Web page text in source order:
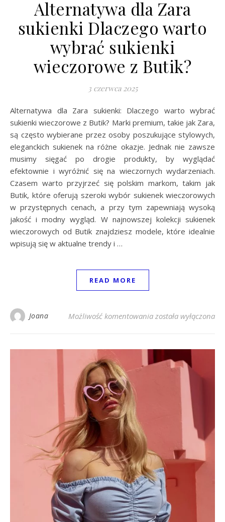
Alternatywa dla Zara
sukienki Dlaczego warto
wybrać sukienki
wieczorowe z Butik?
3 czerwca 2025
Alternatywa dla Zara sukienki: Dlaczego warto wybrać
sukienki wieczorowe z Butik? Marki premium, takie jak Zara,
są często wybierane przez osoby poszukujące stylowych,
eleganckich sukienek na różne okazje. Jednak nie zawsze
musimy sięgać po drogie produkty, by wyglądać
efektownie i wyróżnić się na wieczornych wydarzeniach.
Czasem warto przyjrzeć się polskim markom, takim jak
Butik, które oferują szeroki wybór sukienek wieczorowych
w przystępnych cenach, a przy tym zapewniają wysoką
jakość i modny wygląd. W najnowszej kolekcji sukienek
wieczorowych od Butik znajdziesz modele, które idealnie
wpisują się w aktualne trendy i …
READ MORE
Joana Możliwość komentowania Alternatywa dla
została wyłączona